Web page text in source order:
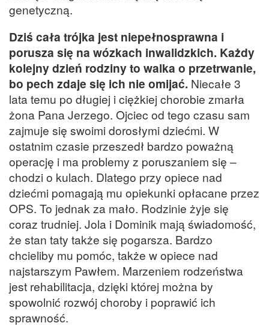
genetyczną.
Dziś cała trójka jest niepełnosprawna i
porusza się na wózkach inwalidzkich. Każdy
kolejny dzień rodziny to walka o przetrwanie,
bo pech zdaje się ich nie omijać. Niecałe 3
lata temu po długiej i ciężkiej chorobie zmarła
żona Pana Jerzego. Ojciec od tego czasu sam
zajmuje się swoimi dorosłymi dziećmi. W
ostatnim czasie przeszedł bardzo poważną
operację i ma problemy z poruszaniem się –
chodzi o kulach. Dlatego przy opiece nad
dziećmi pomagają mu opiekunki opłacane przez
OPS. To jednak za mało. Rodzinie żyje się
coraz trudniej. Jola i Dominik mają świadomość,
że stan taty także się pogarsza. Bardzo
chcieliby mu pomóc, także w opiece nad
najstarszym Pawłem. Marzeniem rodzeństwa
jest rehabilitacja, dzięki której można by
spowolnić rozwój choroby i poprawić ich
sprawność.